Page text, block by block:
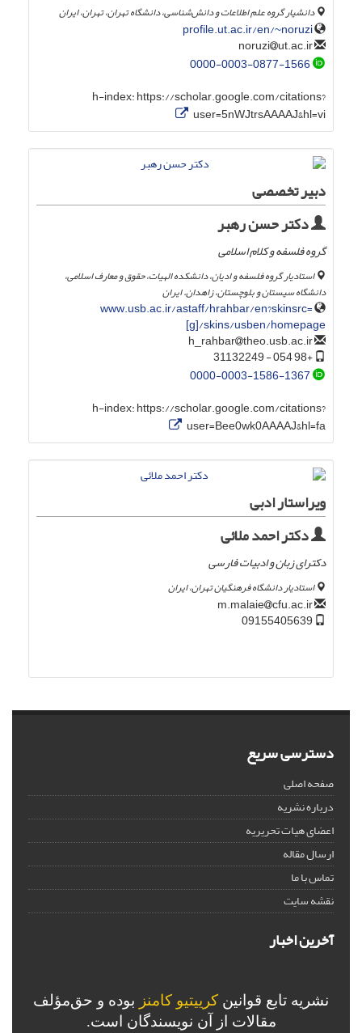
دانشیار گروه علم اطلاعات و دانش‌شناسی، دانشگاه تهران، تهران، ایران
profile.ut.ac.ir/en/~noruzi
ut.ac.ir
0000-0003-0877-1566
h-index:https://scholar.google.com/citations?
user=5nWJtrsAAAAJ&hl=vi
دبیر تخصصی
دکتر حسن رهبر
گروه فلسفه و کلام اسلامی
استادیار گروه فلسفه و ادیان، دانشکده الهیات، حقوق و معارف اسلامی،
دانشگاه سیستان و بلوچستان، زاهدان. ایران
www.usb.ac.ir/astaff/hrahbar/en?skinsrc=
[g]/skins/usben/homepage
theo.usb.ac.ir
+98 054 - 31132249
0000-0003-1586-1367
h-index:https://scholar.google.com/citations?
user=Bee0wk0AAAAJ&hl=fa
ویراستار ادبی
دکتر احمد ملائی
دکترای زبان و ادبیات فارسی
استادیار دانشگاه فرهنگیان تهران، ایران
cfu.ac.ir
دسترسی سریع
صفحه اصلی
درباره نشریه
اعضای هیات تحریریه
ارسال مقاله
تماس با ما
نقشه سایت
آخرین اخبار
نشریه تابع قوانین کرییتیو کامنز بوده و حق‌مؤلف
مقالات از آن نویسندگان است.